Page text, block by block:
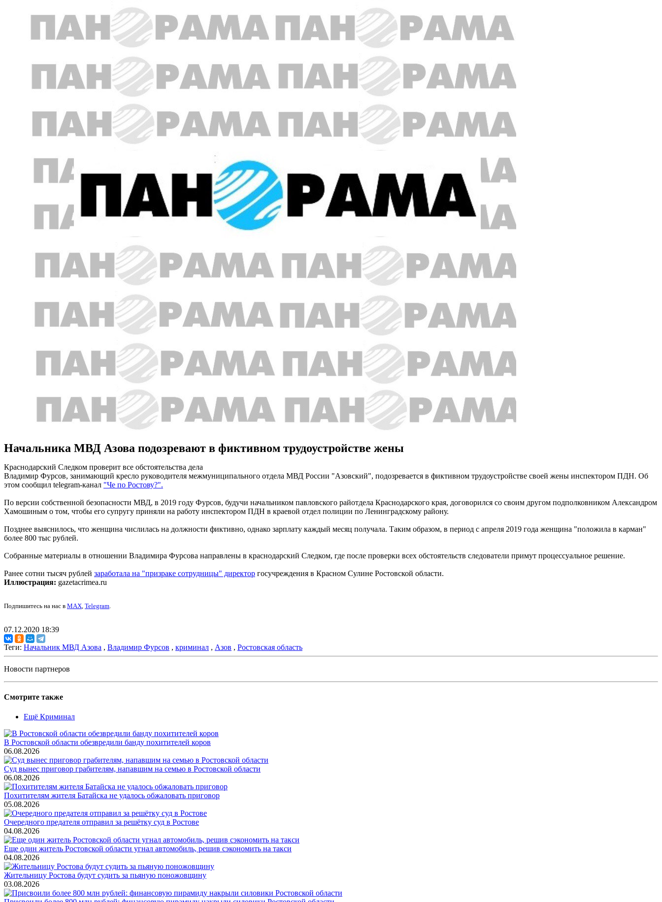
Начальника МВД Азова подозревают в фиктивном трудоустройстве жены
Краснодарский Следком проверит все обстоятельства дела
Владимир Фурсов, занимающий кресло руководителя межмуниципального отдела МВД России "Азовский", подозревается в фиктивном трудоустройстве своей жены инспектором ПДН. Об
этом сообщил telegram-канал "Че по Ростову?".
По версии собственной безопасности МВД, в 2019 году Фурсов, будучи начальником павловского райотдела Краснодарского края, договорился со своим другом подполковником Александром
Хамошиным о том, чтобы его супругу приняли на работу инспектором ПДН в краевой отдел полиции по Ленинградскому району.
Позднее выяснилось, что женщина числилась на должности фиктивно, однако зарплату каждый месяц получала. Таким образом, в период с апреля 2019 года женщина "положила в карман"
более 800 тыс рублей.
Собранные материалы в отношении Владимира Фурсова направлены в краснодарский Следком, где после проверки всех обстоятельств следователи примут процессуальное решение.
Ранее сотни тысяч рублей заработала на "призраке сотрудницы" директор госучреждения в Красном Сулине Ростовской области.
Иллюстрация: gazetacrimea.ru
Подпишитесь на нас в MAX, Telegram.
07.12.2020 18:39
Теги: Начальник МВД Азова , Владимир Фурсов , криминал , Азов , Ростовская область
Новости партнеров
Смотрите также
Ещё Криминал
В Ростовской области обезвредили банду похитителей коров
06.08.2026
Суд вынес приговор грабителям, напавшим на семью в Ростовской области
06.08.2026
Похитителям жителя Батайска не удалось обжаловать приговор
05.08.2026
Очередного предателя отправил за решётку суд в Ростове
04.08.2026
Еще один житель Ростовской области угнал автомобиль, решив сэкономить на такси
04.08.2026
Жительницу Ростова будут судить за пьяную поножовщину
03.08.2026